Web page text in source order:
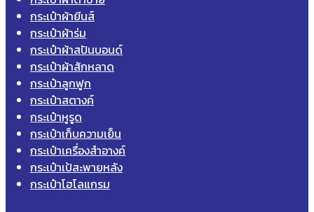
กระเป๋าผ้ายีนส์
กระเป๋าผ้าร่ม
กระเป๋าผ้าสปันบอนด์
กระเป๋าผ้าสักหลาด
กระเป๋าลูกฟูก
กระเป๋าสตางค์
กระเป๋าหูรูด
กระเป๋าเก็บความเย็น
กระเป๋าเครื่องสำอางค์
กระเป๋าเป้สะพายหลัง
กระเป๋าโฮโลแกรม